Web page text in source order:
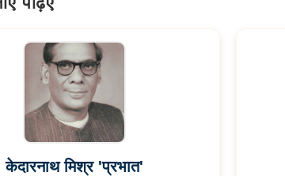
केदारनाथ मिश्र 'प्रभात'